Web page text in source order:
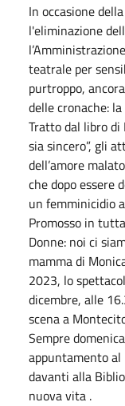
In occasione
l'eliminazione
teatrale per
purtroppo,
delle cronache:
Tratto dal libro di
sia sincero”, gli
dell’amore
che dopo essere
un femminicidio
Promosso in
Donne: noi ci
mamma di
2023, lo
dicembre, alle
scena a
Sempre
appuntamento al
davanti alla
nuova vita .